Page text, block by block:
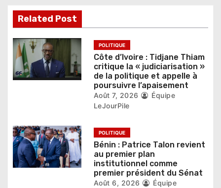
l
’
a
r
c
l
e
Related Post
POLITIQUE
Côte d’Ivoire : Tidjane Thiam
critique la « judiciarisation »
de la politique et appelle à
poursuivre l’apaisement
Août 7, 2026
Équipe
LeJourPile
POLITIQUE
Bénin : Patrice Talon revient
au premier plan
institutionnel comme
premier président du Sénat
Août 6, 2026
Équipe